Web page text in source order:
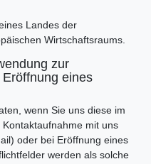
Landes der
Wirtschaftsraums.
zur
eines
wenn Sie uns diese im
mit uns
oder bei Eröffnung eines
werden als solche